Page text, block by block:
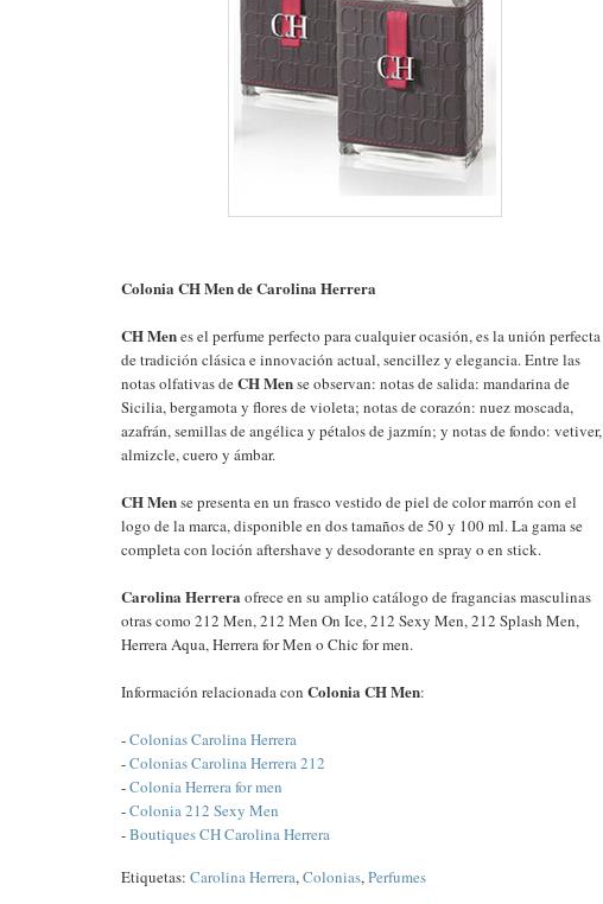
Colonia CH Men de Carolina Herrera
CH Menes el perfume perfecto para cualquier ocasión, es la unión perfecta
de tradición clásica e innovación actual, sencillez y elegancia. Entre las
notas olfativas deCH Mense observan: notas de salida: mandarina de
Sicilia, bergamota y flores de violeta; notas de corazón: nuez moscada,
azafrán, semillas de angélica y pétalos de jazmín; y notas de fondo: vetiver,
almizcle, cuero y ámbar.
CH Mense presenta en un frasco vestido de piel de color marrón con el
logo de la marca, disponible en dos tamaños de 50 y 100 ml. La gama se
completa con loción aftershave y desodorante en spray o en stick.
Carolina Herrera ofrece en su amplio catálogo de fragancias masculinas
otras como 212 Men, 212 Men On Ice, 212 Sexy Men, 212 Splash Men,
Herrera Aqua, Herrera for Men o Chic for men.
Información relacionada con Colonia CH Men:
-Colonias Carolina Herrera
-Colonias Carolina Herrera 212
-Colonia Herrera for men
-Colonia 212 Sexy Men
-Boutiques CH Carolina Herrera
Etiquetas: Carolina Herrera,Colonias,Perfumes